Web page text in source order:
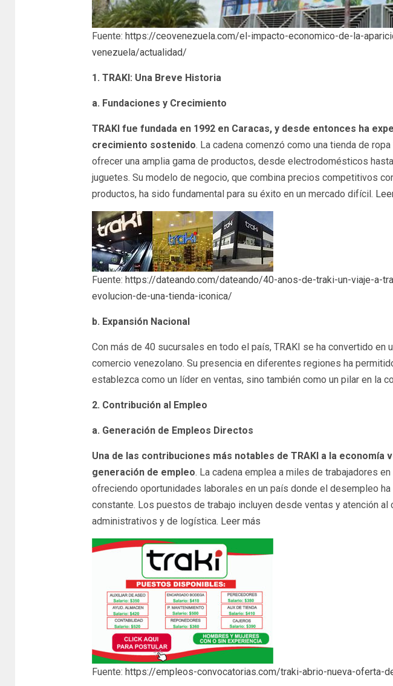
Fuente: https://ceovenezuela.com/el-impacto-economico-de-la-
venezuela/actualidad/
1. TRAKI: Una Breve Historia
a. Fundaciones y Crecimiento
TRAKI fue fundada en 1992 en Caracas, y desde entonces ha
crecimiento sostenido. La cadena comenzó como una tienda de
ofrecer una amplia gama de productos, desde electrodomésticos
juguetes. Su modelo de negocio, que combina precios competitivos
productos, ha sido fundamental para su éxito en un mercado difícil.
Fuente: https://dateando.com/dateando/40-anos-de-traki-un-viaje-a-
evolucion-de-una-tienda-iconica/
b. Expansión Nacional
Con más de 40 sucursales en todo el país, TRAKI se ha convertido en
comercio venezolano. Su presencia en diferentes regiones ha
establezca como un líder en ventas, sino también como un pilar en la
2. Contribución al Empleo
a. Generación de Empleos Directos
Una de las contribuciones más notables de TRAKI a la economía
generación de empleo. La cadena emplea a miles de trabajadores
ofreciendo oportunidades laborales en un país donde el desempleo
constante. Los puestos de trabajo incluyen desde ventas y atención al
administrativos y de logística. Leer más
Fuente: https://empleos-convocatorias.com/traki-abrio-nueva-oferta-